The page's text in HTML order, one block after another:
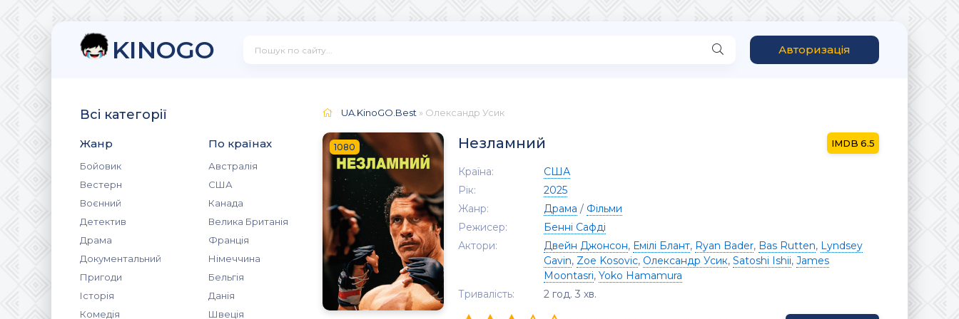
KINOGO Авторизація
Всі категорії
Жанр
Бойовик
Вестерн
Воєнний
Детектив
Драма
Документальний
Пригоди
Історія
Комедія
По країнах
Австралія
США
Канада
Велика Британія
Франція
Німеччина
Бельгія
Данія
Швеція
UA.KinoGO.Best » Олександр Усик
1080 Незламний 6.5
Країна:
США
Рік:
2025
Жанр:
Драма / Фільми
Режисер:
Бенні Сафді
Актори:
Двейн Джонсон, Емілі Блант, Ryan Bader, Bas Rutten, Lyndsey
Gavin, Zoe Kosovic, Олександр Усик, Satoshi Ishii, James
Moontasri, Yoko Hamamura
Тривалість:
2 год. 3 хв.